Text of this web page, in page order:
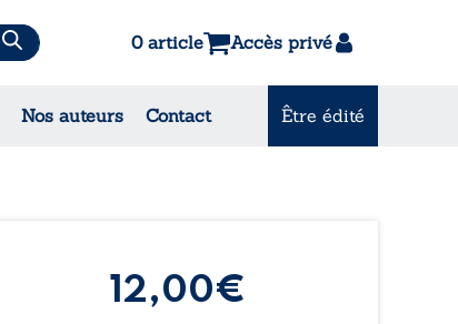
0 article Accès privé
Nos auteurs Contact Être édité
12,00€